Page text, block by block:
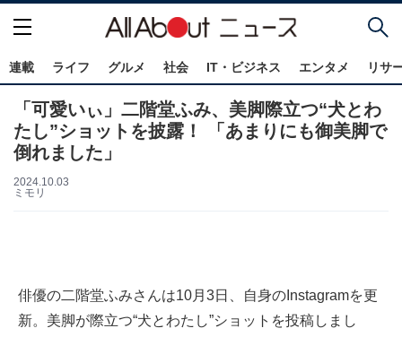
連載 ライフ グルメ 社会 IT・ビジネス エンタメ リサ
「可愛いぃ」二階堂ふみ、美脚際立つ“犬とわ
たし”ショットを披露！ 「あまりにも御美脚で
倒れました」
2024.10.03
ミモリ
俳優の二階堂ふみさんは10月3日、自身のInstagramを更
新。美脚が際立つ“犬とわたし”ショットを投稿しまし